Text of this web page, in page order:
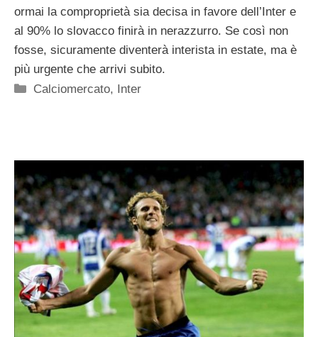
ormai la comproprietà sia decisa in favore dell’Inter e
al 90% lo slovacco finirà in nerazzurro. Se così non
fosse, sicuramente diventerà interista in estate, ma è
più urgente che arrivi subito.
Categorie
Calciomercato, Inter